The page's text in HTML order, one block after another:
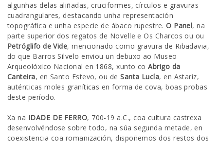
algunhas delas aliñadas, cruciformes, círculos e gravuras
cuadrangulares, destacando unha representación
topográfica e unha especie de ábaco rupestre.O Panel, na
parte superior dos regatos de Novelle e Os Charcos ou ou
Petróglifo de Vide, mencionado como gravura de Ribadavia,
do que Barros Silvelo enviou un debuxo ao Museo
Arqueolóxico Nacional en 1868, xunto coAbrigo da
Canteira, en Santo Estevo, ou deSanta Lucía, en Astariz,
auténticas moles graníticas en forma de cova, boas probas
deste período.
Xa na IDADE DE FERRO, 700-19 a.C., coa cultura castrexa
desenvolvéndose sobre todo, na súa segunda metade, en
coexistencia coa romanización, dispoñemos dos restos dos